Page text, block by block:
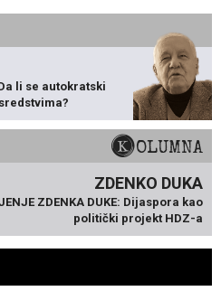
Da li se autokratski
KOLUMNA
ZDENKO DUKA
ZDENKA DUKE: Dijaspora kao
politički projekt HDZ-a